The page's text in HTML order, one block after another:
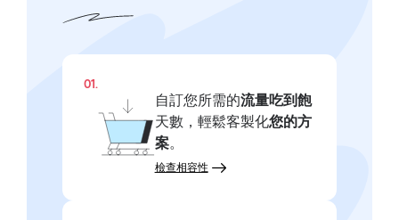
01.
自訂您所需的流量吃到飽
天數，輕鬆客製化您的方
案。
檢查相容性